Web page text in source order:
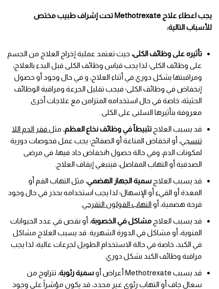
يجب اعطاء علاج Methotrexate تحت إشراف طبيب مختص
للأسباب التالية:
تأثيره على وظائف الكلى، حيث تعتمد عملية إخراج العلاج من الجسم
على وظائف الكلى؛ لذا يجب قياس وظائف الكلى قبل البدء بالعلاج،
ومراقبتها بشكل دوري في أثناء العلاج، و في حال وجود أو حصول
إنخفاض في وظائف الكلى؛ فيجب تقليل الجرعة ومراقبة الوظائف
الحثيثة، خاصة في حال استخدامه المتزامن مع علاجات أخرى
معروفة بتأثيرها السلبى على الكلى.
قد يسبب العلاج تثبيطاً في وظائف نخاع العظم، مثل فقر الدم اللا
تنسجي، أو انخفاض المناعة أو الصفائح؛ يجب عمل فحوصات دورية
لمكونات الدم، وفي حالة حصول hنخفاض حاد فيها، في مرضى
الصدفية أو التهاب المفاصل، فينبغي إيقاف العلاج.
قد يسبب العلاج سمية الجهاز الهضمي، مثل التهاب الفم أو
المعدة أو القيء أو الإسهال؛ لذا يجب استخدامه بحذر في حال وجود
قرحة هضمية، أو التهاب القولون التقرحي
قد يسبب العلاج مشاكل في الخصوبة، أو نقص في عدد الحيوانات
المنوية، أو مشاكل في الدورة الشهرية. قد يسبب العلاج مشاكل
في الكبد، خاصة في حالة الاستخدام الطويل لجرعات عالية، لذا يجب
مراقبة وظائف الكبد بشكل دوري.
قد يسبب Methotrexate أعراض أو
سمية رئوية، تتراوح من
سعال جاف أو التهاب رئوي غير محدد، قد يكون مؤشراً على وجود